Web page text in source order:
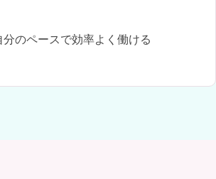
のペースで効率よく働ける